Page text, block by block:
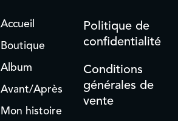
Accueil
Boutique
Album
Avant/Après
Mon histoire
Politique de
confidentialité
Conditions
générales de
vente